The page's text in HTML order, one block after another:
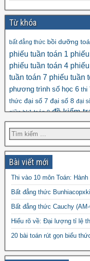
Từ khóa
bất đẳng thức bồi dưỡng
phiếu tuần toán 1
phiếu tuần toán 4
tuần toán 7 phiếu tuần
phương trình số học 6 thi
thức đại số 7 đại số 8 đại
giữa hk1 toán 8 đề kiểm
hk2 toán 9 đề kscl
đề thi hk1 toán 8 đề
9 đề thi hsg toán 6
hsg toán 8đề
toán đề thi thử vào 10
vào 10 môn
10 môn toán
năm 2024
Bài viết mới
Thi vào 10 môn Toán:
Bất đẳng thức
Bất đẳng thức Cauchy
Hiểu rõ về: Đại lượng tỉ lệ
20 bài toán rút gọn biểu